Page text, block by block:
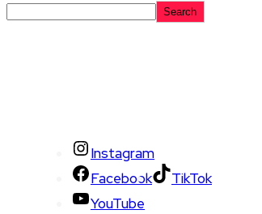
Search
Instagram
Facebook
TikTok
YouTube